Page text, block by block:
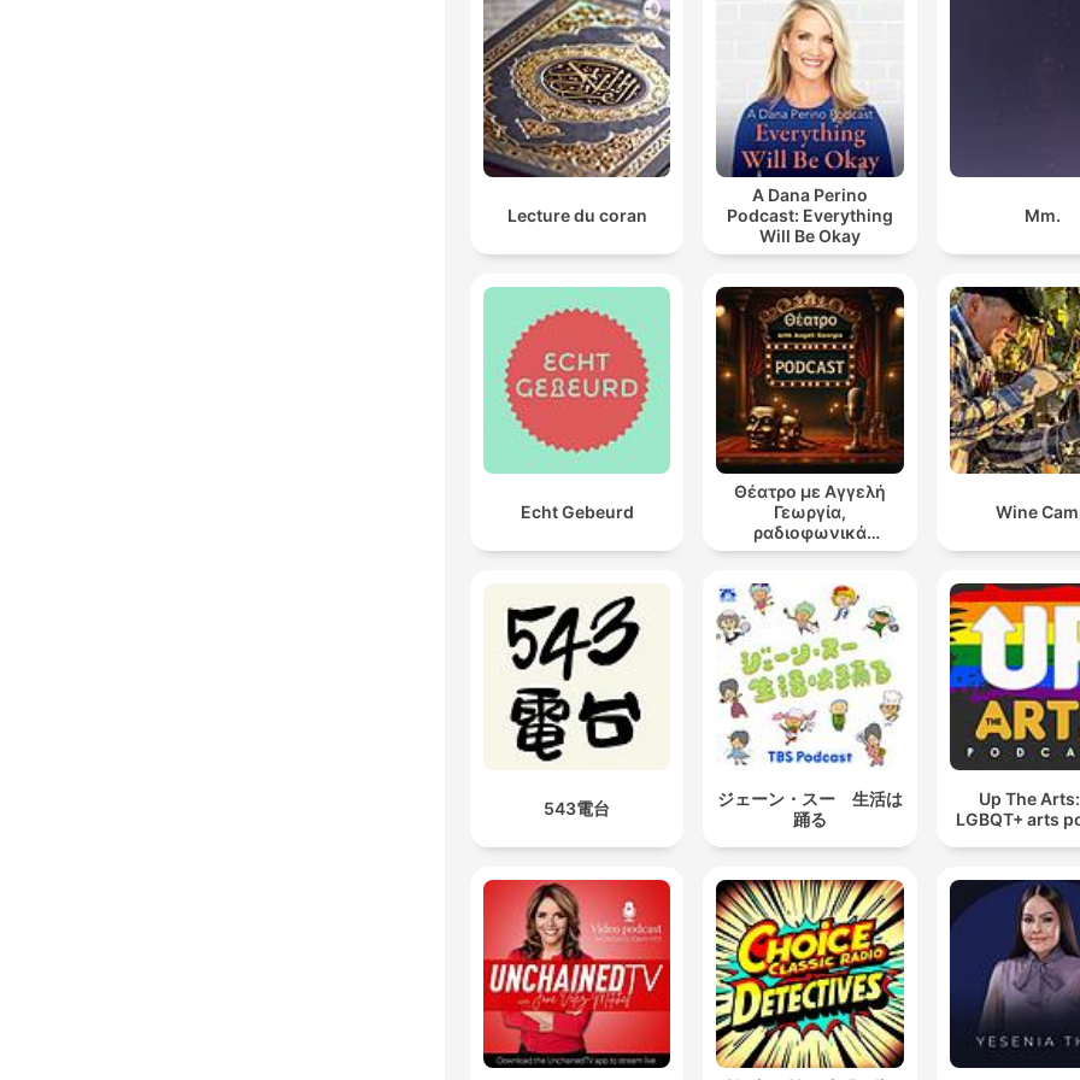
Lecture du coran
A Dana Perino
Podcast: Everything
Will Be Okay
Mm.
Echt Gebeurd
Θέατρο με Αγγελή
Γεωργία,
ραδιοφωνικά
θεατρικά έργα
Wine
543電台
ジェーン・スー 生活は
踊る
Up The
LGBQT+ arts